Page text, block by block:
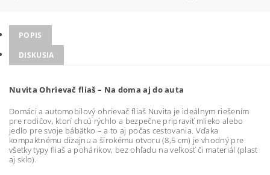
POPIS
DISKUSIA
Nuvita Ohrievač fliaš – Na doma aj do auta
Domáci a automobilový ohrievač fliaš Nuvita je ideálnym riešením
pre rodičov, ktorí chcú rýchlo a bezpečne pripraviť mlieko alebo
jedlo pre svoje bábätko – a to aj počas cestovania. Vďaka
kompaktnému dizajnu a širokému otvoru (8,5 cm) je vhodný pre
všetky typy fliaš a pohárikov, bez ohľadu na veľkosť či materiál (plast
aj sklo).